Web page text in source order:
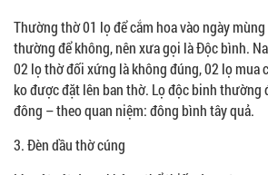
Thường thờ 01 lọ để cắm hoa vào ngày
thường để không, nên xưa gọi là Độc bình.
02 lọ thờ đối xứng là không đúng, 02 lọ mua
ko được đặt lên ban thờ. Lọ độc binh thường
đông – theo quan niệm: đông bình tây quả.
3. Đèn dầu thờ cúng